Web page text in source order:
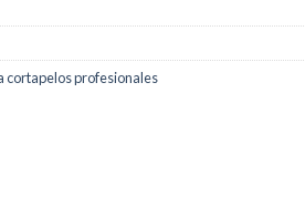
cortapelos profesionales